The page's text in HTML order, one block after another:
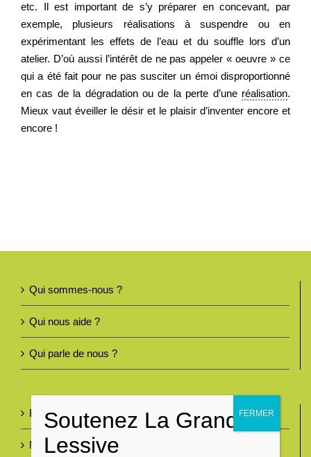
etc. Il est important de s’y préparer en concevant, par
exemple, plusieurs réalisations à suspendre ou en
expérimentant les effets de l’eau et du souffle lors d’un
atelier. D’où aussi l’intérêt de ne pas appeler « oeuvre » ce
qui a été fait pour ne pas susciter un émoi disproportionné
en cas de la dégradation ou de la perte d’une réalisation.
Mieux vaut éveiller le désir et le plaisir d’inventer encore et
encore !
Qui sommes-nous ?
Qui nous aide ?
Qui parle de nous ?
Foire aux questions
Nous contacter